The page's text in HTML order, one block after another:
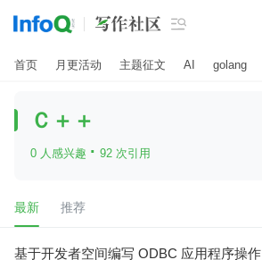

首页 月更活动 主题征文 AI golang
Ｃ＋＋
0 人感兴趣 · 92 次引用
最新 推荐
基于开发者空间编写 ODBC 应用程序操作